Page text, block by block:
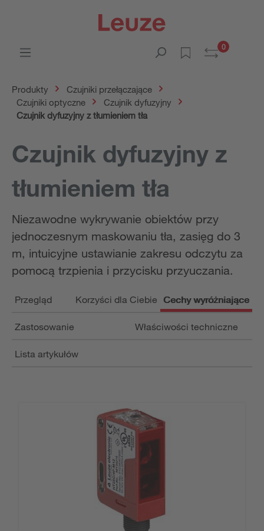
0
Produkty
Czujniki przełączające
Czujniki optyczne
Czujnik dyfuzyjny
Czujnik dyfuzyjny z tłumieniem tła
Czujnik dyfuzyjny z
tłumieniem tła
Niezawodne wykrywanie obiektów przy
jednoczesnym maskowaniu tła, zasięg do 3
m, intuicyjne ustawianie zakresu odczytu za
pomocą trzpienia i przycisku przyuczania.
Przegląd Korzyści dla Ciebie Cechy wyróżniające
Zastosowanie Właściwości techniczne
Lista artykułów